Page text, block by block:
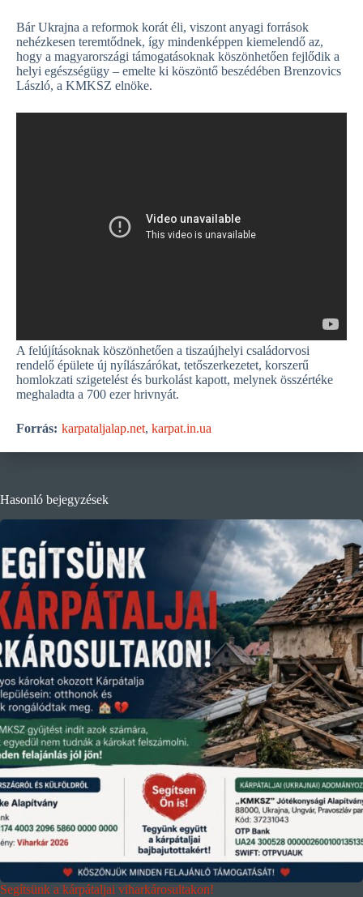
Bár Ukrajna a reformok korát éli, viszont anyagi források
nehézkesen teremtődnek, így mindenképpen kiemelendő az,
hogy a magyarországi támogatásoknak köszönhetően fejlődik a
helyi egészségügy – emelte ki köszöntő beszédében Brenzovics
László, a KMKSZ elnöke.
A felújításoknak köszönhetően a tiszaújhelyi családorvosi
rendelő épülete új nyílászárókat, tetőszerkezetet, korszerű
homlokzati szigetelést és burkolást kapott, melynek összértéke
meghaladta a 700 ezer hrivnyát.
Forrás: karpataljalap.net, karpat.in.ua
Hasonló bejegyzések
Segítsünk a kárpátaljai viharkárosultakon!